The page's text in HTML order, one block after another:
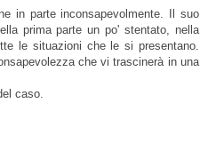
in parte inconsapevolmente. Il suo
prima parte un po' stentato, nella
le situazioni che le si presentano.
che vi trascinerà in una
caso.